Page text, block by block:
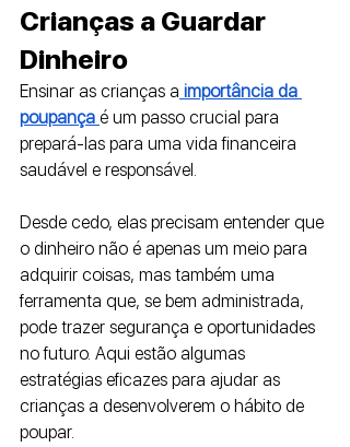
Crianças a Guardar
Dinheiro
Ensinar as crianças a importância da
poupança é um passo crucial para
prepará-las para uma vida financeira
saudável e responsável.
Desde cedo, elas precisam entender que
o dinheiro não é apenas um meio para
adquirir coisas, mas também uma
ferramenta que, se bem administrada,
pode trazer segurança e oportunidades
no futuro. Aqui estão algumas
estratégias eficazes para ajudar as
crianças a desenvolverem o hábito de
poupar.